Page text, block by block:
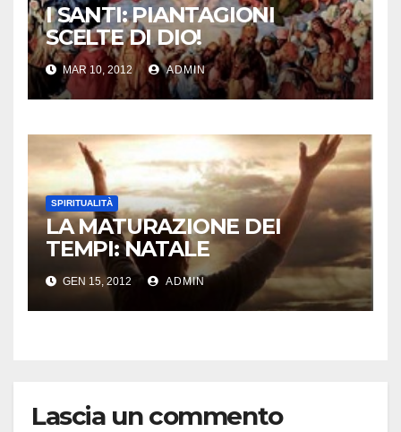
I SANTI: PIANTAGIONI
SCELTE DI DIO!
MAR 10, 2012 ADMIN
SPIRITUALITÀ
LA MATURAZIONE DEI
TEMPI: NATALE
GEN 15, 2012 ADMIN
Lascia un commento